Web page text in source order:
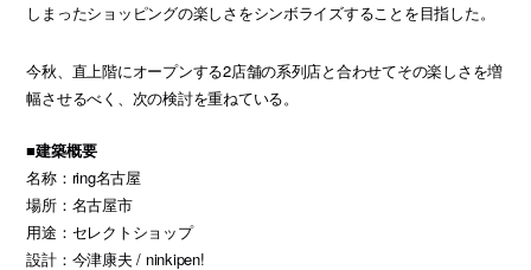
しまったショッピングの楽しさをシンボライズすることを目指した。
今秋、直上階にオープンする2店舗の系列店と合わせてその楽しさを増
幅させるべく、次の検討を重ねている。
■建築概要
名称：ring名古屋
場所：名古屋市
用途：セレクトショップ
設計：今津康夫 / ninkipen!